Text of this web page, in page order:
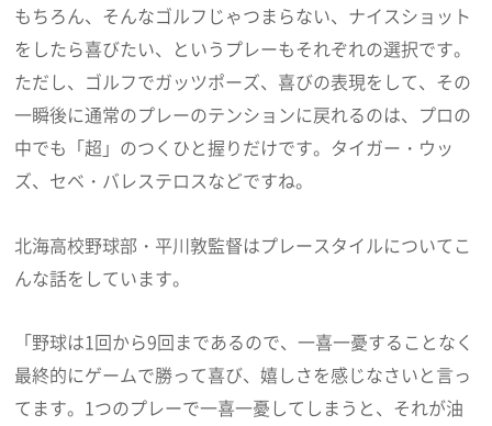
もちろん、そんなゴルフじゃつまらない、ナイスショット
をしたら喜びたい、というプレーもそれぞれの選択です。
ただし、ゴルフでガッツポーズ、喜びの表現をして、その
一瞬後に通常のプレーのテンションに戻れるのは、プロの
中でも「超」のつくひと握りだけです。タイガー・ウッ
ズ、セベ・バレステロスなどですね。
北海高校野球部・平川敦監督はプレースタイルについてこ
んな話をしています。
「野球は1回から9回まであるので、一喜一憂することなく
最終的にゲームで勝って喜び、嬉しさを感じなさいと言っ
てます。1つのプレーで一喜一憂してしまうと、それが油